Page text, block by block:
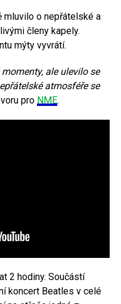
mluvilo o nepřátelské a
členy kapely.
mýty vyvrátí.
ale ulevilo se
atmosféře se
pro NME.
2 hodiny. Součástí
koncert Beatles v celé